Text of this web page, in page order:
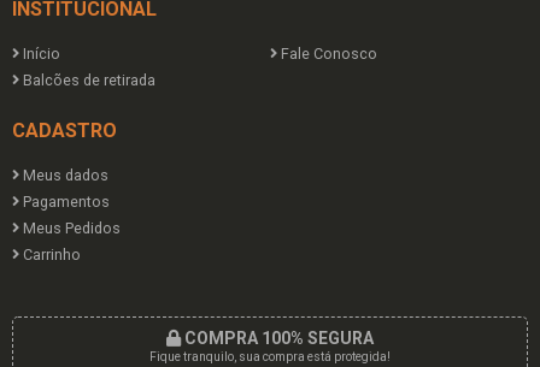
INSTITUCIONAL
Início
Fale Conosco
Balcões de retirada
CADASTRO
Meus dados
Pagamentos
Meus Pedidos
Carrinho
COMPRA 100% SEGURA
Fique tranquilo, sua compra está protegida!